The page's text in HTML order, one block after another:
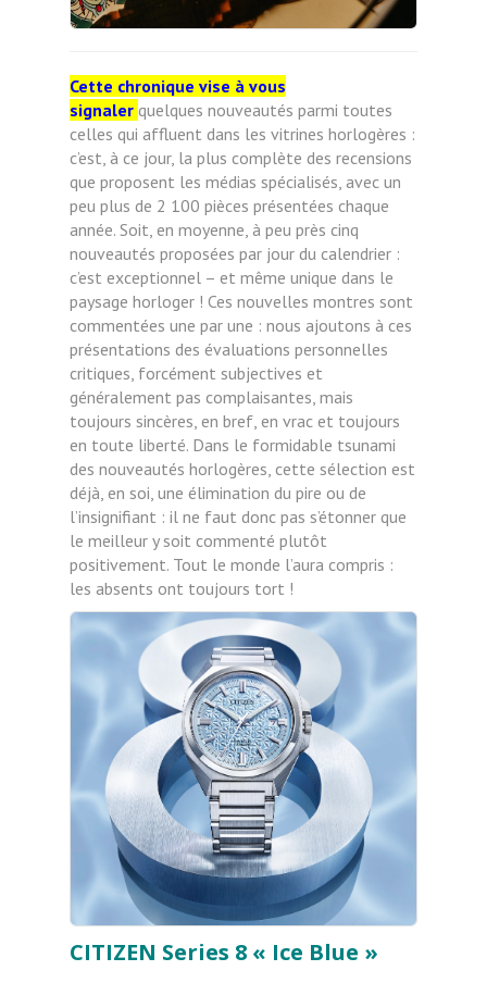
Cette chronique vise à vous
signaler quelques nouveautés parmi toutes
celles qui affluent dans les vitrines horlogères :
c’est, à ce jour, la plus complète des recensions
que proposent les médias spécialisés, avec un
peu plus de 2 100 pièces présentées chaque
année. Soit, en moyenne, à peu près cinq
nouveautés proposées par jour du calendrier :
c’est exceptionnel – et même unique dans le
paysage horloger ! Ces nouvelles montres sont
commentées une par une : nous ajoutons à ces
présentations des évaluations personnelles
critiques, forcément subjectives et
généralement pas complaisantes, mais
toujours sincères, en bref, en vrac et toujours
en toute liberté. Dans le formidable tsunami
des nouveautés horlogères, cette sélection est
déjà, en soi, une élimination du pire ou de
l’insignifiant : il ne faut donc pas s’étonner que
le meilleur y soit commenté plutôt
positivement. Tout le monde l’aura compris :
les absents ont toujours tort !
CITIZEN Series 8 « Ice Blue »